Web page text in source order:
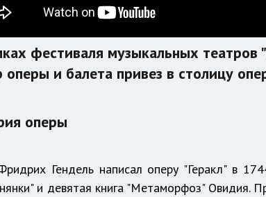
фестиваля музыкальных
оперы и балета привез в столицу
оперы
Гендель написал оперу "Геракл" в
и девятая книга "Метаморфоз" Овидия.